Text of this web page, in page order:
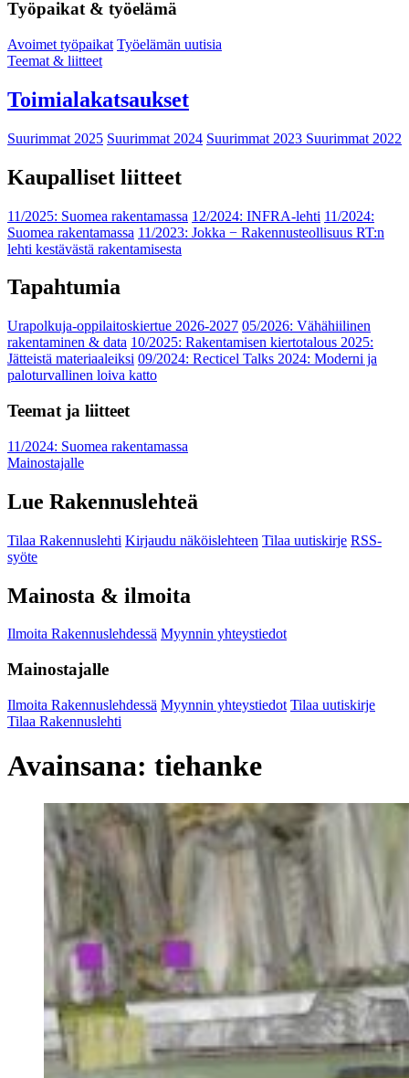
Työpaikat & työelämä
Avoimet työpaikat Työelämän uutisia
Teemat & liitteet
Toimialakatsaukset
Suurimmat 2025 Suurimmat 2024 Suurimmat 2023 Suurimmat 2022
Kaupalliset liitteet
11/2025: Suomea rakentamassa 12/2024: INFRA-lehti 11/2024:
Suomea rakentamassa 11/2023: Jokka − Rakennusteollisuus RT:n
lehti kestävästä rakentamisesta
Tapahtumia
Urapolkuja-oppilaitoskiertue 2026-2027 05/2026: Vähähiilinen
rakentaminen & data 10/2025: Rakentamisen kiertotalous 2025:
Jätteistä materiaaleiksi 09/2024: Recticel Talks 2024: Moderni ja
paloturvallinen loiva katto
Teemat ja liitteet
11/2024: Suomea rakentamassa
Mainostajalle
Lue Rakennuslehteä
Tilaa Rakennuslehti Kirjaudu näköislehteen Tilaa uutiskirje RSS-
syöte
Mainosta & ilmoita
Ilmoita Rakennuslehdessä Myynnin yhteystiedot
Mainostajalle
Ilmoita Rakennuslehdessä Myynnin yhteystiedot Tilaa uutiskirje
Tilaa Rakennuslehti
Avainsana: tiehanke